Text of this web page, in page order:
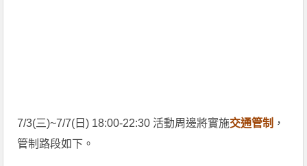
7/3(三)~7/7(日) 18:00-22:30 活動周邊將實施交通管制 ，
管制路段如下。